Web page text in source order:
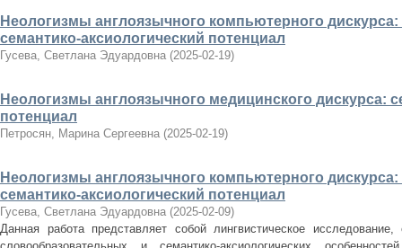
Неологизмы англоязычного компьютерного
семантико-аксиологический потенциал
Гусева, Светлана Эдуардовна (2025-02-19)
Неологизмы англоязычного медицинского дискурса:
потенциал
Петросян, Марина Сергеевна (2025-02-19)
Неологизмы англоязычного компьютерного
семантико-аксиологический потенциал
Гусева, Светлана Эдуардовна (2025-02-09)
Данная работа представляет собой лингвистическое